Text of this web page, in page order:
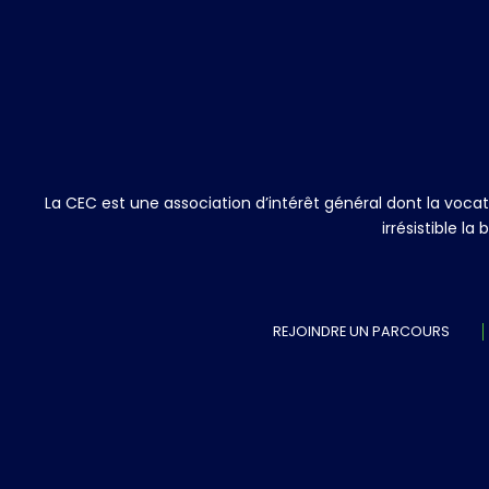
La CEC est une association d’intérêt général dont la
irrésistible la
REJOINDRE UN PARCOURS